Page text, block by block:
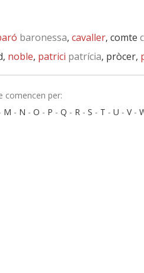
baronessa, cavaller, comte
noble, patrici patrícia, pròcer,
comencen per:
M - N - O - P - Q - R - S - T - U - V-